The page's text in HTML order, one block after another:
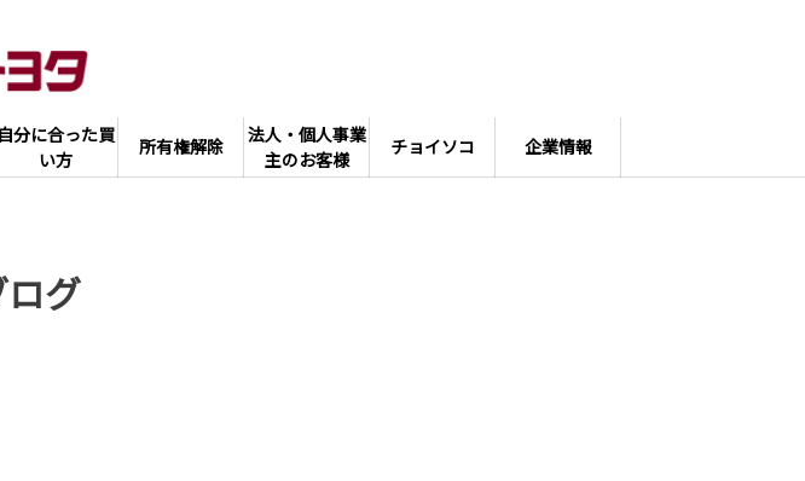
自分に合った買
い方
所有権解除
法人・個人事業
主のお客様
チョイソコ 企業情報
グ